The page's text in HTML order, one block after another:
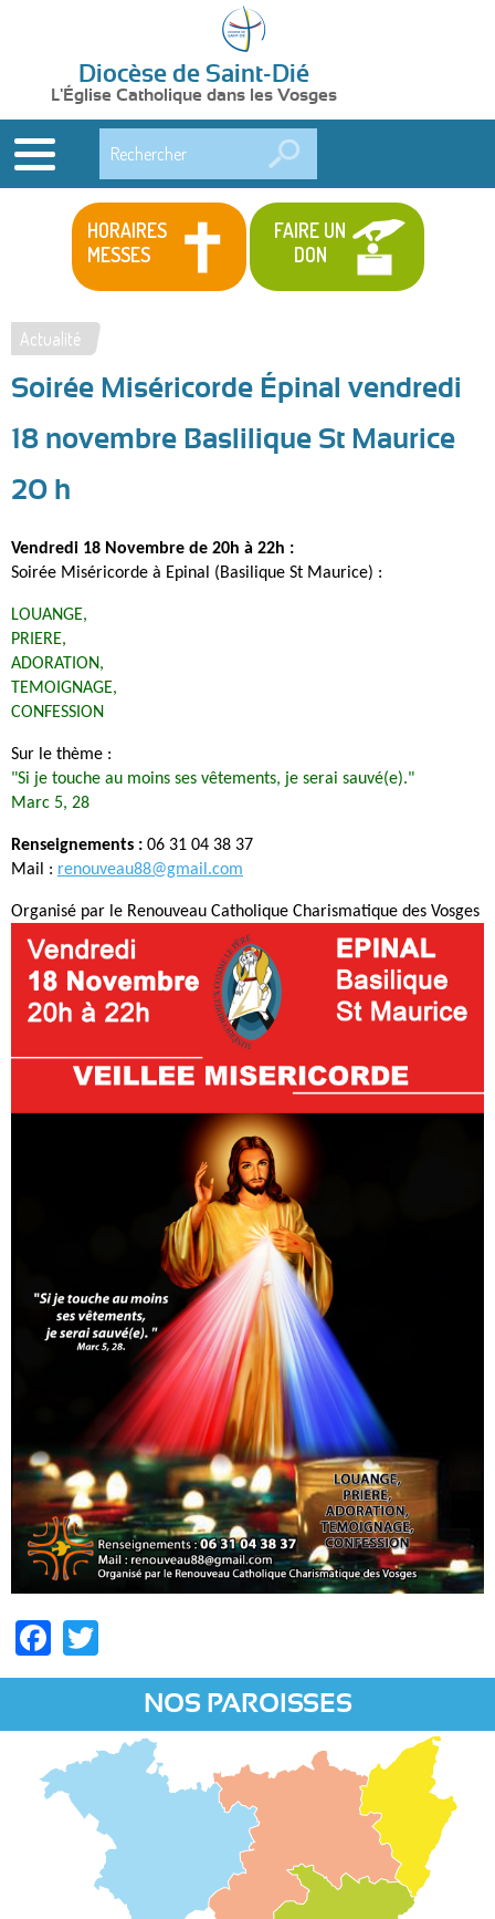
Diocèse de Saint-Dié
L'Église Catholique dans les Vosges
HORAIRES
MESSES
FAIRE UN
DON
Vous
êtes
ici
Actualité
Soirée Miséricorde Épinal vendredi
18 novembre Baslilique St Maurice
20 h
Vendredi 18 Novembre de 20h à 22h :
Soirée Miséricorde à Epinal (Basilique St Maurice) :
LOUANGE,
PRIERE,
ADORATION,
TEMOIGNAGE,
CONFESSION
Sur le thème :
"Si je touche au moins ses vêtements, je serai sauvé(e)."
Marc 5, 28
Renseignements : 06 31 04 38 37
Mail : renouveau88@gmail.com
Organisé par le Renouveau Catholique Charismatique des Vosges
Facebook
NOS PAROISSES